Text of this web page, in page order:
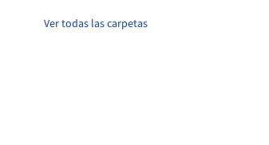
Ver todas las carpetas